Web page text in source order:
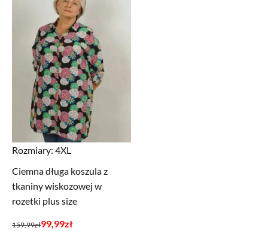
Rozmiary: 4XL
Ciemna długa koszula z
tkaniny wiskozowej w
rozetki plus size
159,99zł
Pierwotna
99,99zł
Aktualna